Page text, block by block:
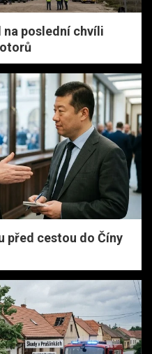
poslední chvíli
před cestou do Číny